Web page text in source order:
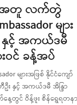
င့်အတူ လက်တွဲ
များ
နှင့် အကယ်ဒမီ
ဝင် ခန့်အပ်
များအဖြစ် နိုင်ငံကျော်
း နှင့် အကယ်ဒမီ အိန္ဒြာ
ေ့တွင် ဝိန့်ဖူး စိန်ရွှေရတန